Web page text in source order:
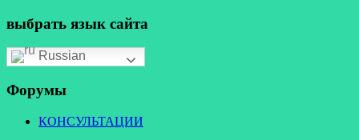
выбрать язык сайта
Russian
Форумы
КОНСУЛЬТАЦИИ